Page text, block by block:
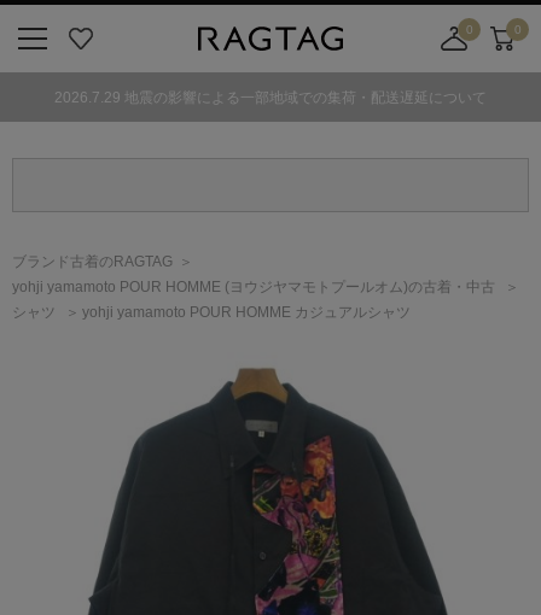
気
0
舗
カ
0
2026.7.29 地震の影響による一部地域での集荷・配送遅延について
ブランド古着のRAGTAG
yohji yamamoto POUR HOMME (ヨウジヤマモトプールオム)の古着・中古
シャツ
yohji yamamoto POUR HOMME カジュアルシャツ